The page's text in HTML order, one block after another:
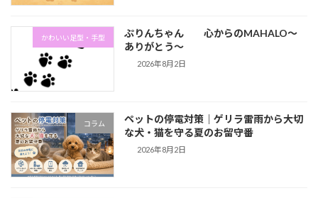
かわいい足型・手型
ぷりんちゃん 心からのMAHALO～
ありがとう～
2026年8月2日
コラム
ペットの停電対策｜ゲリラ雷雨から大切
な犬・猫を守る夏のお留守番
2026年8月2日